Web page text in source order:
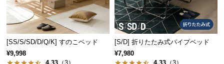
サ
[SS/S/SD/D/Q/K] すのこベッド
¥9,998
[S/D] 折りたたみ式パイプベッド
¥7,980